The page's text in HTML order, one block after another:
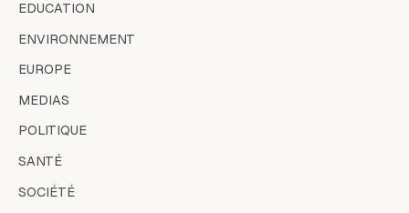
EDUCATION
ENVIRONNEMENT
EUROPE
MEDIAS
POLITIQUE
SANTÉ
SOCIÉTÉ